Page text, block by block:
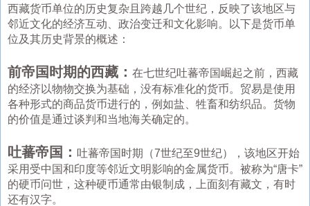
西藏货币单位的历史复杂且跨越几个世纪，反映了该地区与
邻近文化的经济互动、政治变迁和文化影响。以下是货币单
位及其历史背景的概述：
前帝国时期的西藏： 在七世纪吐蕃帝国崛起之前，西藏
的经济以物物交换为基础，没有标准化的货币。贸易是使用
各种形式的商品货币进行的，例如盐、牲畜和纺织品。货物
的价值是通过谈判和当地海关确定的。
吐蕃帝国： 吐蕃帝国时期（7世纪至9世纪），该地区开始
采用受中国和印度等邻近文明影响的金属货币。被称为“唐卡”
的硬币问世，这种硬币通常由银制成，上面刻有藏文，有时
还有汉字。